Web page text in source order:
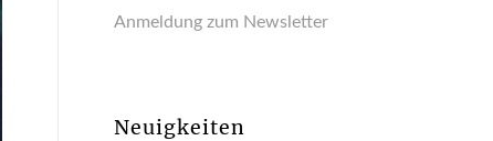
Anmeldung zum Newsletter
Neuigkeiten